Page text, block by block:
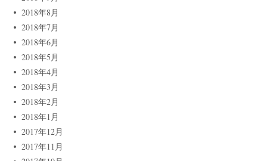
2018年8月
2018年7月
2018年6月
2018年5月
2018年4月
2018年3月
2018年2月
2018年1月
2017年12月
2017年11月